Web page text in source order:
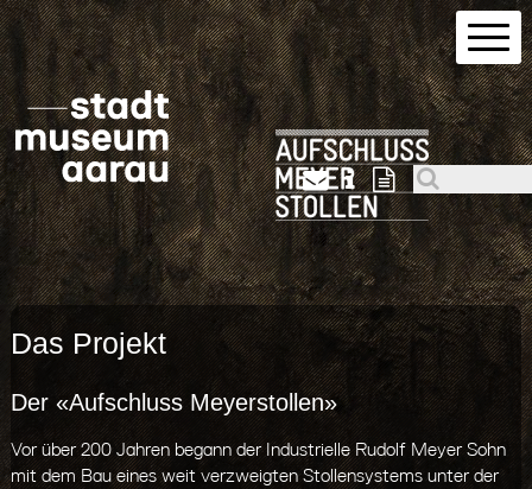
Das Projekt
Der «Aufschluss Meyerstollen»
Vor über 200 Jahren begann der Industrielle Rudolf Meyer Sohn
mit dem Bau eines weit verzweigten Stollensystems unter der